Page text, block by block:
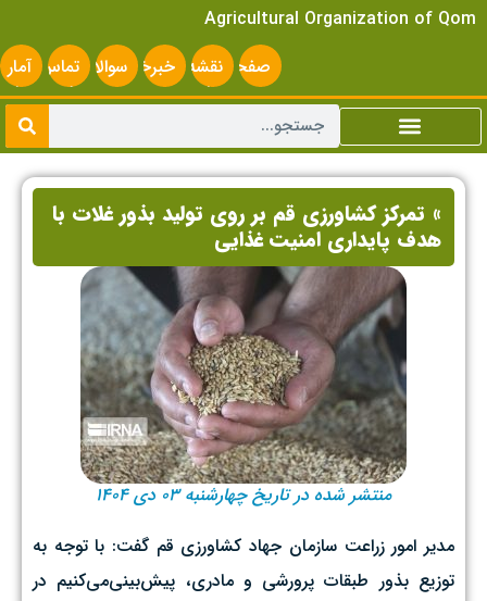
Agricultural Organization of Qom
صفحه
اصلی
نقشه
سایت
خبرخوانسوالات
متداول
تماس
با ما
آمار
» تمرکز کشاورزی قم بر روی تولید بذور غلات با
هدف پایداری امنیت غذایی
منتشر شده در تاریخ چهارشنبه ۰۳ دی ۱۴۰۴
مدیر امور زراعت سازمان جهاد کشاورزی قم گفت: با توجه به
توزیع بذور طبقات پرورشی و مادری، پیش‌بینی‌می‌کنیم در